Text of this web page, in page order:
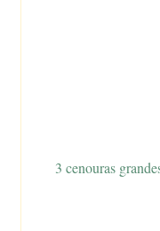
3 cenouras